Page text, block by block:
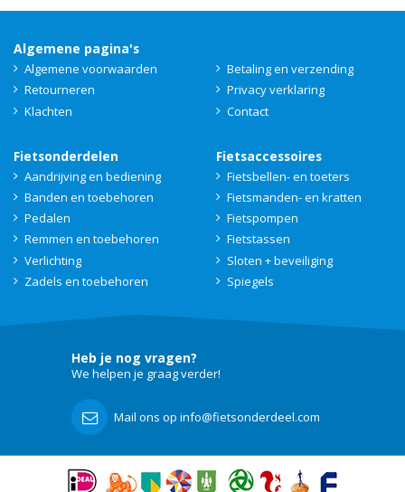
Algemene pagina's
Algemene voorwaarden
Betaling en verzending
Retourneren
Privacy verklaring
Klachten
Contact
Fietsonderdelen
Aandrijving en bediening
Banden en toebehoren
Pedalen
Remmen en toebehoren
Verlichting
Zadels en toebehoren
Fietsaccessoires
Fietsbellen- en toeters
Fietsmanden- en kratten
Fietspompen
Fietstassen
Sloten + beveiliging
Spiegels
Heb je nog vragen?
We helpen je graag verder!
Mail ons op info@fietsonderdeel.com